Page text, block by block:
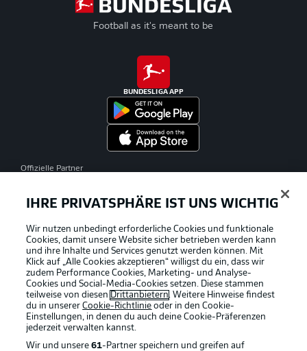
Football as it's meant to be
BUNDESLIGA APP
Offizielle Partner
IHRE PRIVATSPHÄRE IST UNS WICHTIG
Wir nutzen unbedingt erforderliche Cookies und funktionale
Cookies, damit unsere Website sicher betrieben werden kann
und ihre Inhalte und Services genutzt werden können. Mit
Klick auf „Alle Cookies akzeptieren“ willigst du ein, dass wir
zudem Performance Cookies, Marketing- und Analyse-
Cookies und Social-Media-Cookies setzen. Diese stammen
teilweise von diesen Drittanbietern. Weitere Hinweise findest
du in unsererCookie-Richtlinie oder in den Cookie-
Einstellungen, in denen du auch deine Cookie-Präferenzen
jederzeit verwalten kannst.
Wir und unsere61-Partner speichern und greifen auf